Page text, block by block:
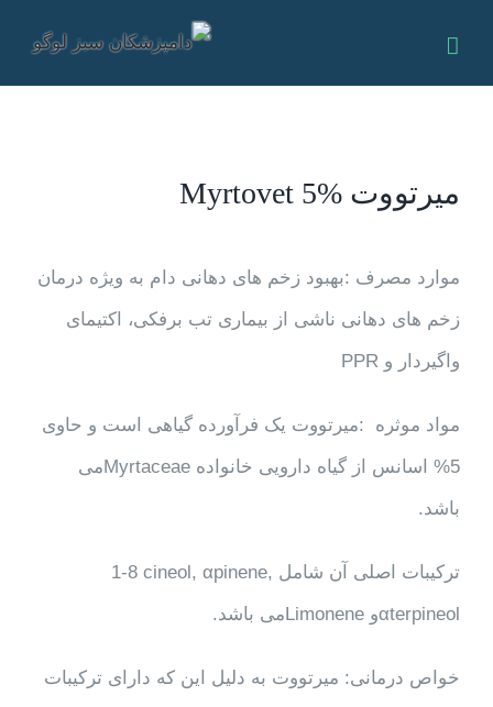
میرتووت Myrtovet 5%
موارد مصرف :بهبود زخم های دهانی دام به ویژه درمان
زخم های دهانی ناشی از بیماری تب برفکی، اکتیمای
واگیردار و PPR
مواد موثره :میرتووت یک فرآورده گیاهی است و حاوی
5% اسانس از گیاه دارویی خانواده
Myrtaceaeمی
باشد.
ترکیبات اصلی آن شامل 1-8 cineol, αpinene,
αterpineolو Limoneneمی باشد.
خواص درمانی: میرتووت به دلیل این که دارای ترکیبات